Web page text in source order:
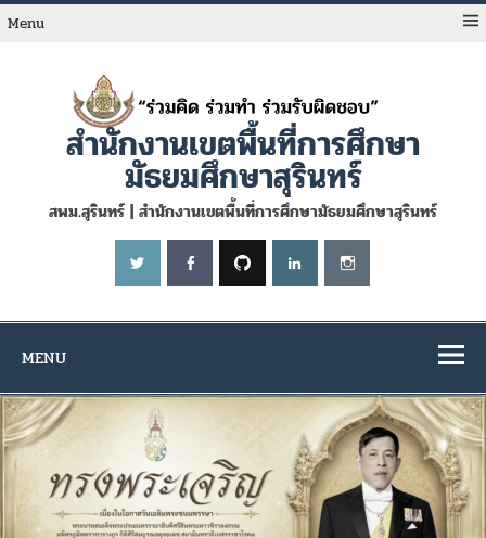
Skip
toMenu
สำนักงานเขตพื้นที่การศึกษา
มัธยมศึกษาสุรินทร์
สพม.สุรินทร์ | สำนักงานเขตพื้นที่การศึกษามัธยมศึกษาสุรินทร์
MENU